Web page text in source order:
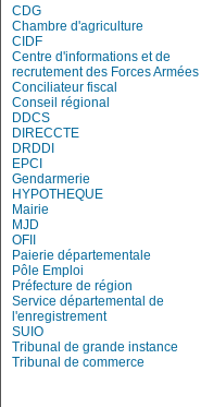
CDG
Chambre d'agriculture
CIDF
Centre d'informations et de
recrutement des Forces Armées
Conciliateur fiscal
Conseil régional
DDCS
DIRECCTE
DRDDI
EPCI
Gendarmerie
HYPOTHEQUE
Mairie
MJD
OFII
Paierie départementale
Pôle Emploi
Préfecture de région
Service départemental de
l'enregistrement
SUIO
Tribunal de grande instance
Tribunal de commerce